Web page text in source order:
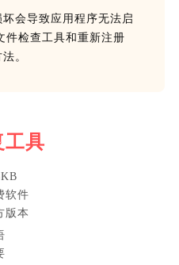
会导致应用程序无法启
件检查工具和重新注册
。
工具
软件
版本